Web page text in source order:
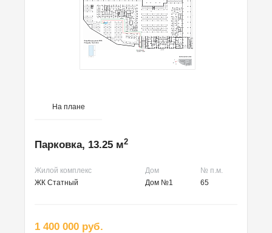
На плане
Парковка, 13.25 м2
Жилой комплекс Дом
№ п.м.
ЖК Статный
Дом №1 65
1 400 000 руб.